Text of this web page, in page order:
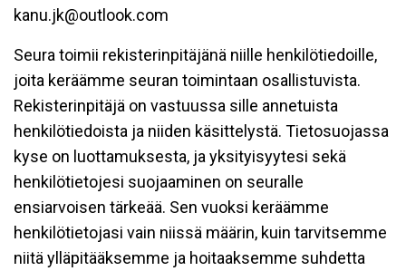
kanu.jk@outlook.com
Seura toimii rekisterinpitäjänä niille henkilötiedoille,
joita keräämme seuran toimintaan osallistuvista.
Rekisterinpitäjä on vastuussa sille annetuista
henkilötiedoista ja niiden käsittelystä. Tietosuojassa
kyse on luottamuksesta, ja yksityisyytesi sekä
henkilötietojesi suojaaminen on seuralle
ensiarvoisen tärkeää. Sen vuoksi keräämme
henkilötietojasi vain niissä määrin, kuin tarvitsemme
niitä ylläpitääksemme ja hoitaaksemme suhdetta